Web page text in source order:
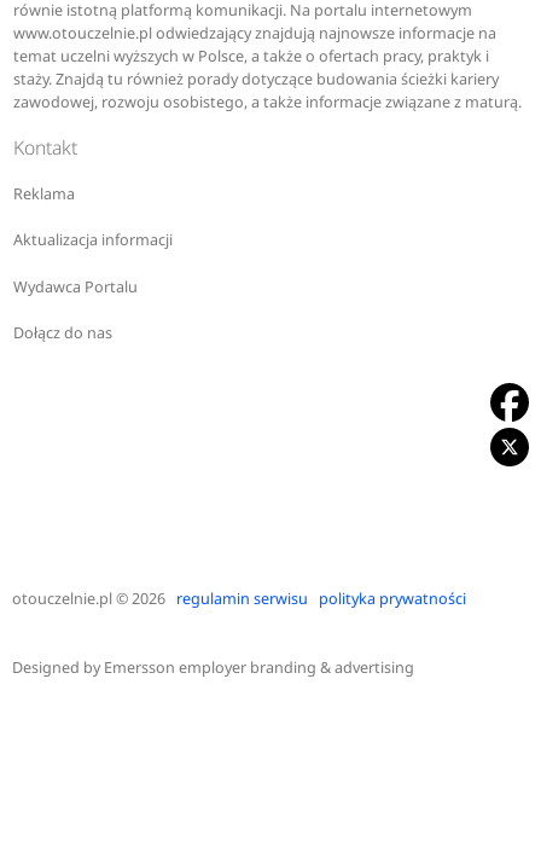
równie istotną platformą komunikacji. Na portalu internetowym
www.otouczelnie.pl odwiedzający znajdują najnowsze informacje na
temat uczelni wyższych w Polsce, a także o ofertach pracy, praktyk i
staży. Znajdą tu również porady dotyczące budowania ścieżki kariery
zawodowej, rozwoju osobistego, a także informacje związane z maturą.
Kontakt
Reklama
Aktualizacja informacji
Wydawca Portalu
Dołącz do nas
otouczelnie.pl© 2026 regulamin serwisu polityka prywatności
Designed byEmersson employer branding & advertising